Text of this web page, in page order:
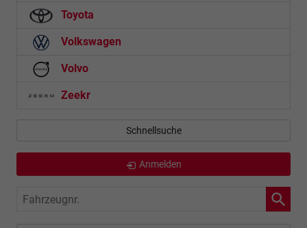
Toyota
Volkswagen
Volvo
Zeekr
Schnellsuche
Anmelden
Fahrzeugnr.